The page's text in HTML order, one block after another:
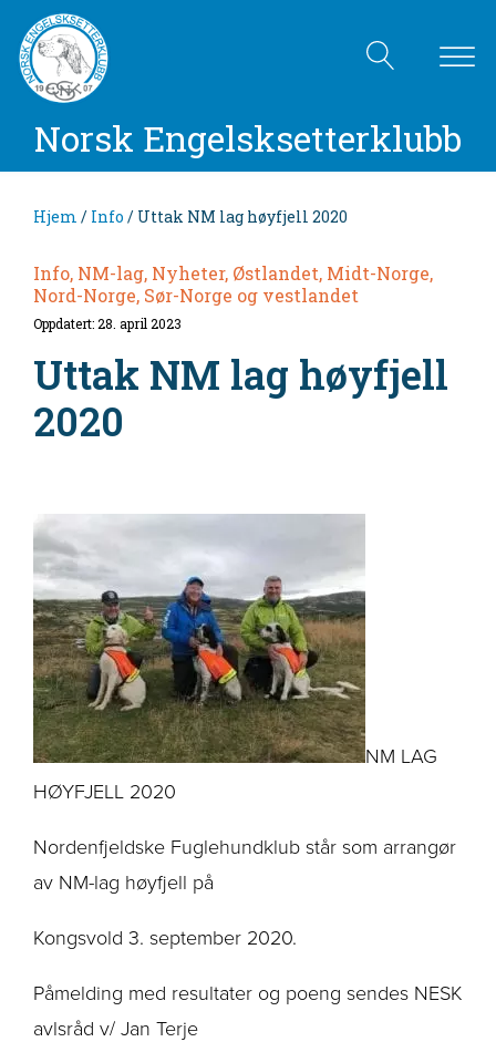
Norsk Engelsksetterklubb
Hjem / Info / Uttak NM lag høyfjell 2020
Info, NM-lag, Nyheter, Østlandet, Midt-Norge,
Nord-Norge, Sør-Norge og vestlandet
Oppdatert: 28. april 2023
Uttak NM lag høyfjell
2020
NM LAG
HØYFJELL 2020
Nordenfjeldske Fuglehundklub står som arrangør
av NM-lag høyfjell på
Kongsvold 3. september 2020.
Påmelding med resultater og poeng sendes NESK
avlsråd v/ Jan Terje